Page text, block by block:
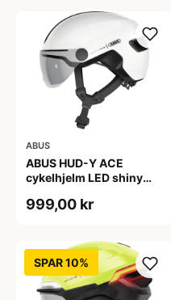
ABUS
ABUS HUD-Y ACE
cykelhjelm LED shiny
999,00 kr
SPAR 10%